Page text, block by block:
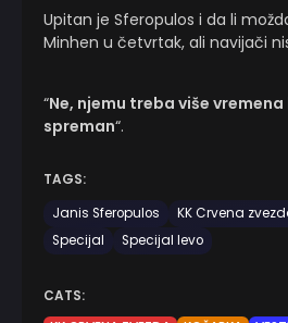
Upitan je Sferopulos i da li
Minhen u četvrtak, ali navijači
“Ne, njemu treba više
spreman“.
TAGS:
Janis Sferopulos
KK Crvena
Specijal
Specijal levo
CATS: